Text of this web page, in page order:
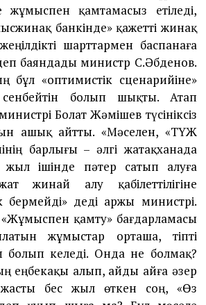
қам­та­масыз етіледі,
банкін­де» қажетті жинақ
шарттармен баспанаға
деп баяндады министр С.Әбде­нов.
бұл «оптимистік сцена­рийіне»
сенбейтін болып шықты. Атап
Болат Жәмішев түсініксіз
ашық айтты. «Мәселен, «ТҮҚЖ
барлығы – әлгі жатақханада
ішінде пәтер сатып алуға
жинай алу қабілет­тілігіне
бермейді» деді Қаржы министрі.
«Жұ­мыспен қамту» бағдарламасы
жұмыстар орташа, тіпті
болып келеді. Онда не болмақ?
еңбекақы алып, айды айға әзер
бес жыл өткен соң, «Өз